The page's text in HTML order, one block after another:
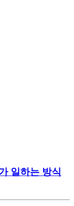
일하는 방식